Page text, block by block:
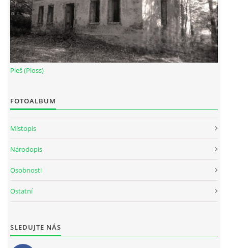
Pleš (Ploss)
FOTOALBUM
Místopis
Národopis
Osobnosti
Ostatní
SLEDUJTE NÁS